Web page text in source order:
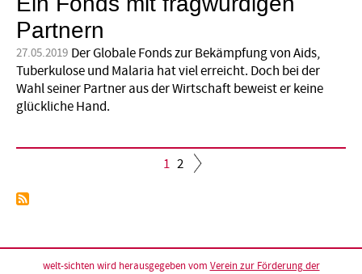
Partnern
27.05.2019 Der Globale Fonds zur Bekämpfung von Aids,
Tuberkulose und Malaria hat viel erreicht. Doch bei der
Wahl seiner Partner aus der Wirtschaft beweist er keine
glückliche Hand.
Seitennummerierung
Aktuelle
1 Seite
2
welt-sichten wird herausgegeben vom Verein zur Förderung der